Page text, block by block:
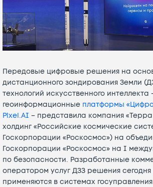
Передовые цифровые решения на
дистанционного зондирования Земли
технологий искусственного интеллекта
геоинформационные платформы
Pixel.AI – представила компания «Терра
холдинг «Российские космические
Госкорпорации «Роскосмос») на
Госкорпорации «Роскосмос» на I
по безопасности. Разработанные
оператором услуг ДЗЗ решения сегодня
применяются в системах